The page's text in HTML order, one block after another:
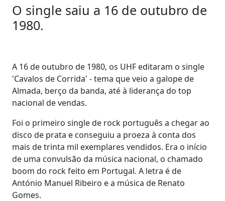
O single saiu a 16 de outubro de
1980.
A 16 de outubro de 1980, os UHF editaram o single
'Cavalos de Corrida' - tema que veio a galope de
Almada, berço da banda, até à liderança do top
nacional de vendas.
Foi o primeiro single de rock português a chegar ao
disco de prata e conseguiu a proeza à conta dos
mais de trinta mil exemplares vendidos. Era o início
de uma convulsão da música nacional, o chamado
boom do rock feito em Portugal. A letra é de
António Manuel Ribeiro e a música de Renato
Gomes.